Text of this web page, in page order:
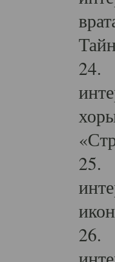
24.
25.
26.